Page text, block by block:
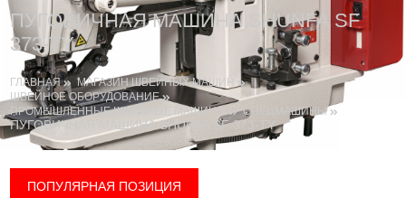
ПУГОВИЧНАЯ МАШИНА SHUNFA SF
373-TY
ГЛАВНАЯ
МАГАЗИН ШВЕЙНЫХ МАШИН
ШВЕЙНОЕ ОБОРУДОВАНИЕ
ПРОМЫШЛЕННЫЕ ШВЕЙНЫЕ МАШИНЫ
СПЕЦМАШИНЫ
ПУГОВИЧНАЯ МАШИНА SHUNFA SF 373-TY
ПОПУЛЯРНАЯ ПОЗИЦИЯ